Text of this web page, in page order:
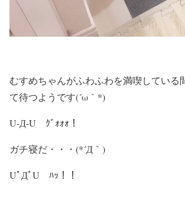
むすめちゃんがふわふわを満喫している
て待つようです(´ω｀*)
U-Д-U ｸﾞｫｫｫ！
ガチ寝だ・・・(*´Д｀)
UﾟДﾟU ﾊｯ！！